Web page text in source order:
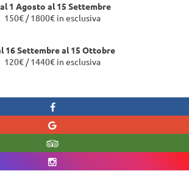
1 Agosto al 15 Settembre
150€ / 1800€ in esclusiva
16 Settembre al 15 Ottobre
120€ / 1440€ in esclusiva